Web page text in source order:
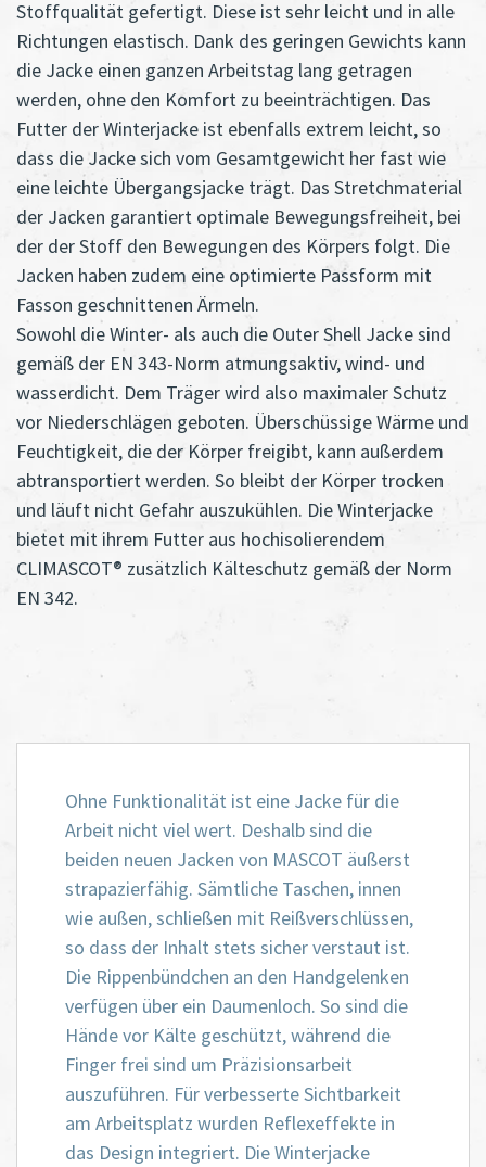
Stoffqualität gefertigt. Diese ist sehr leicht und in alle
Richtungen elastisch. Dank des geringen Gewichts kann
die Jacke einen ganzen Arbeitstag lang getragen
werden, ohne den Komfort zu beeinträchtigen. Das
Futter der Winterjacke ist ebenfalls extrem leicht, so
dass die Jacke sich vom Gesamtgewicht her fast wie
eine leichte Übergangsjacke trägt. Das Stretchmaterial
der Jacken garantiert optimale Bewegungsfreiheit, bei
der der Stoff den Bewegungen des Körpers folgt. Die
Jacken haben zudem eine optimierte Passform mit
Fasson geschnittenen Ärmeln.
Sowohl die Winter- als auch die Outer Shell Jacke sind
gemäß der EN 343-Norm atmungsaktiv, wind- und
wasserdicht. Dem Träger wird also maximaler Schutz
vor Niederschlägen geboten. Überschüssige Wärme und
Feuchtigkeit, die der Körper freigibt, kann außerdem
abtransportiert werden. So bleibt der Körper trocken
und läuft nicht Gefahr auszukühlen. Die Winterjacke
bietet mit ihrem Futter aus hochisolierendem
CLIMASCOT® zusätzlich Kälteschutz gemäß der Norm
EN 342.
Ohne Funktionalität ist eine Jacke für die
Arbeit nicht viel wert. Deshalb sind die
beiden neuen Jacken von MASCOT äußerst
strapazierfähig. Sämtliche Taschen, innen
wie außen, schließen mit Reißverschlüssen,
so dass der Inhalt stets sicher verstaut ist.
Die Rippenbündchen an den Handgelenken
verfügen über ein Daumenloch. So sind die
Hände vor Kälte geschützt, während die
Finger frei sind um Präzisionsarbeit
auszuführen. Für verbesserte Sichtbarkeit
am Arbeitsplatz wurden Reflexeffekte in
das Design integriert. Die Winterjacke